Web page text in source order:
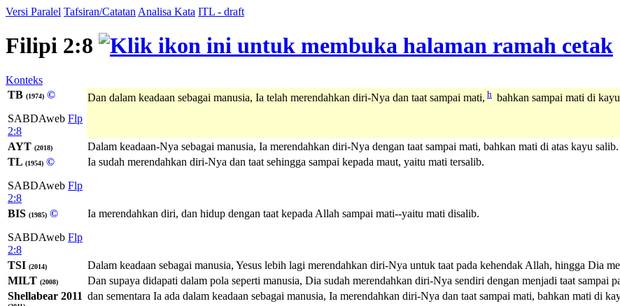
Versi Paralel Tafsiran/Catatan Analisa Kata ITL - draft
Filipi 2:8
Konteks
TB (1974) ©
SABDAweb Flp
2:8
Dan dalam keadaan sebagai manusia, Ia telah merendahkan diri-Nya dan taat sampai mati, h bahkan sampai mati di
AYT (2018)
Dalam keadaan-Nya sebagai manusia, Ia merendahkan diri-Nya dengan taat sampai mati, bahkan mati di atas kayu salib.
TL (1954) ©
SABDAweb Flp
2:8
Ia sudah merendahkan diri-Nya dan taat sehingga sampai kepada maut, yaitu mati tersalib.
BIS (1985) ©
SABDAweb Flp
2:8
Ia merendahkan diri, dan hidup dengan taat kepada Allah sampai mati--yaitu mati disalib.
TSI (2014)
Dalam keadaan sebagai manusia, Yesus lebih lagi merendahkan diri-Nya untuk taat pada kehendak Allah, hingga Dia
MILT (2008)
Dan supaya didapati dalam pola seperti manusia, Dia sudah merendahkan diri-Nya sendiri dengan menjadi taat sampai
Shellabear 2011 dan sementara Ia ada dalam keadaan sebagai manusia, Ia merendahkan diri-Nya dan taat sampai mati, bahkan mati di